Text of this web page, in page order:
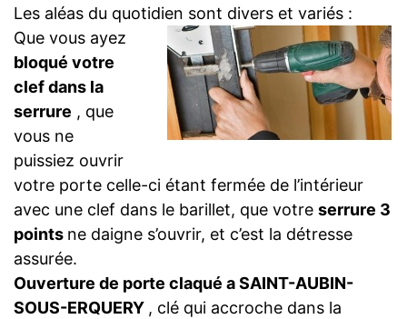
Les aléas du quotidien sont divers et variés :
Que vous ayez
bloqué votre
clef dans la
serrure , que
vous ne
puissiez ouvrir
votre porte celle-ci étant fermée de l’intérieur
avec une clef dans le barillet, que votre serrure 3
points ne daigne s’ouvrir, et c’est la détresse
assurée.
Ouverture de porte claqué a SAINT-AUBIN-
SOUS-ERQUERY , clé qui accroche dans la